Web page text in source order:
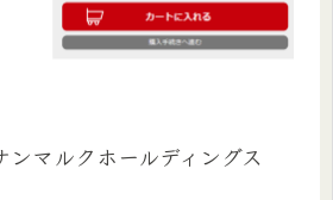
マルクホールディングス